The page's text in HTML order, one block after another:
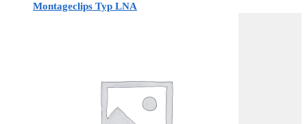
Montageclips Typ LNA